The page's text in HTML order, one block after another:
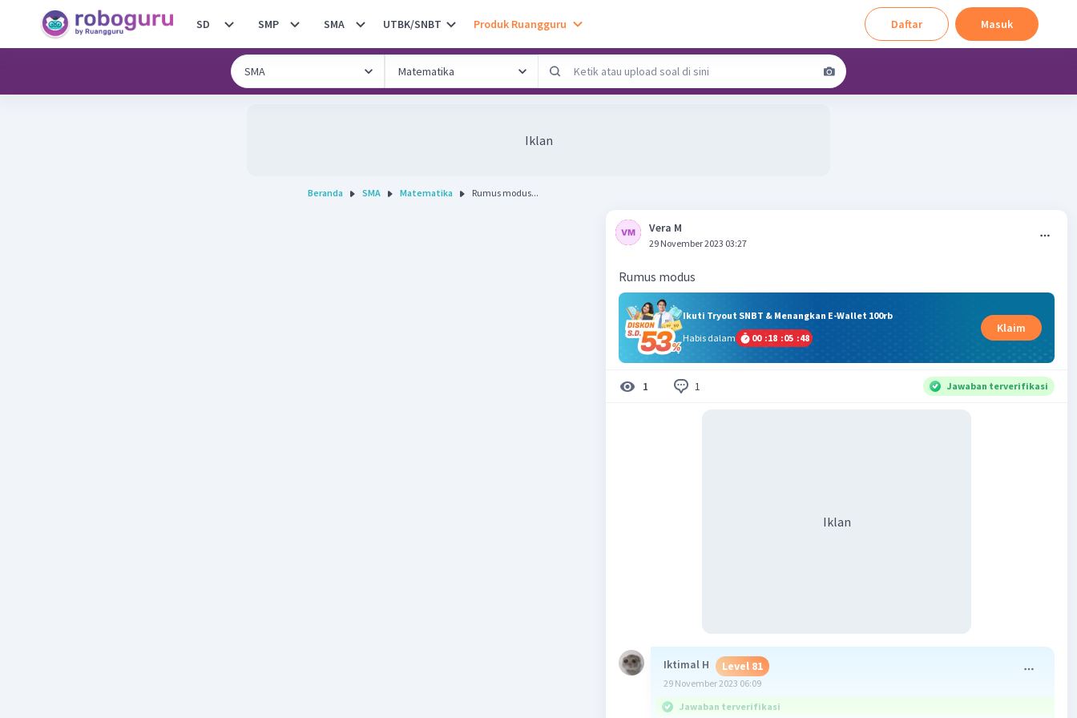
SD SMP SMA UTBK/SNBT Produk Ruangguru Daftar Masuk
Iklan
Beranda SMA Matematika Rumus modus...
Vera M
29 November 2023 03:27
Rumus modus
Ikuti Tryout SNBT & Menangkan E-Wallet 100rb
Habis dalam
00 :18 :05 :47
Klaim
1 1 Jawaban terverifikasi
Iklan
Iktimal H Level 81
29 November 2023 06:09
Jawaban terverifikasi